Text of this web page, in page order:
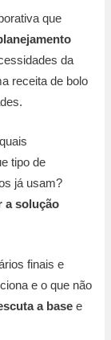
que
da
receita de bolo
tipo de
já usam?
a solução
finais e
e o que não
a base e